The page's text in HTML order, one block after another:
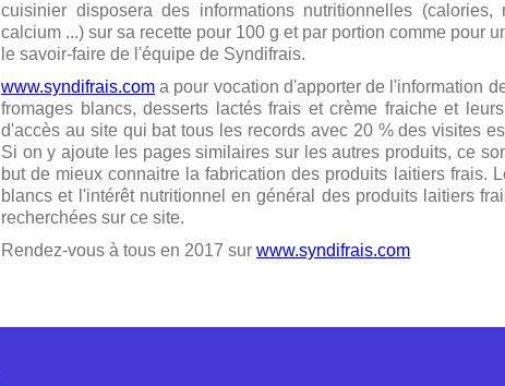
cuisinier disposera des informations nutritionnelles (calories,
calcium ...) sur sa recette pour 100 g et par portion comme pour
le savoir-faire de l'équipe de Syndifrais.
www.syndifrais.com a pour vocation d'apporter de l'information
fromages blancs, desserts lactés frais et crème fraiche et
d'accès au site qui bat tous les records avec 20 % des visites
Si on y ajoute les pages similaires sur les autres produits, ce
but de mieux connaitre la fabrication des produits laitiers frais.
blancs et l'intérêt nutritionnel en général des produits laitiers
recherchées sur ce site.
Rendez-vous à tous en 2017 sur www.syndifrais.com